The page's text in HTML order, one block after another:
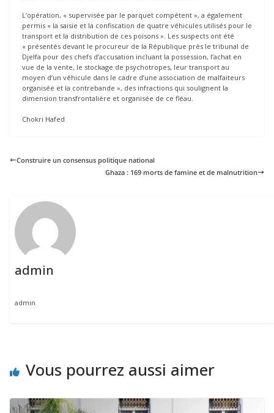
L’opération, « supervisée par le parquet compétent », a également
permis « la saisie et la confiscation de quatre véhicules utilisés pour le
transport et la distribution de ces poisons ». Les suspects ont été
« présentés devant le procureur de la République près le tribunal de
Djelfa pour des chefs d’accusation incluant la possession, l’achat en
vue de la vente, le stockage de psychotropes, leur transport au
moyen d’un véhicule dans le cadre d’une association de malfaiteurs
organisée et la contrebande », des infractions qui soulignent la
dimension transfrontalière et organisée de ce fléau.
Chokri Hafed
Construire un consensus politique national
Ghaza : 169 morts de famine et de malnutrition
admin
admin
Vous pourrez aussi aimer